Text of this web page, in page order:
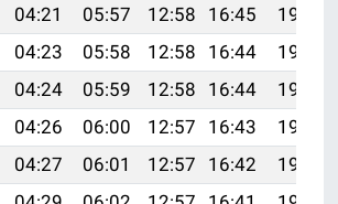
04:21 05:57 12:58 16:45
19:50
04:23 05:58 12:58 16:44
19:48
04:24 05:59 12:58 16:44
19:47
04:26 06:00 12:57 16:43
19:45
04:27 06:01 12:57 16:42
19:43